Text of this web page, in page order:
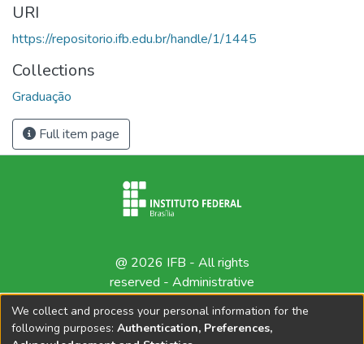
URI
https://repositorio.ifb.edu.br/handle/1/1445
Collections
Graduação
Full item page
@ 2026 IFB - All rights
reserved - Administrative
We collect and process your personal information for the
following purposes: Authentication, Preferences,